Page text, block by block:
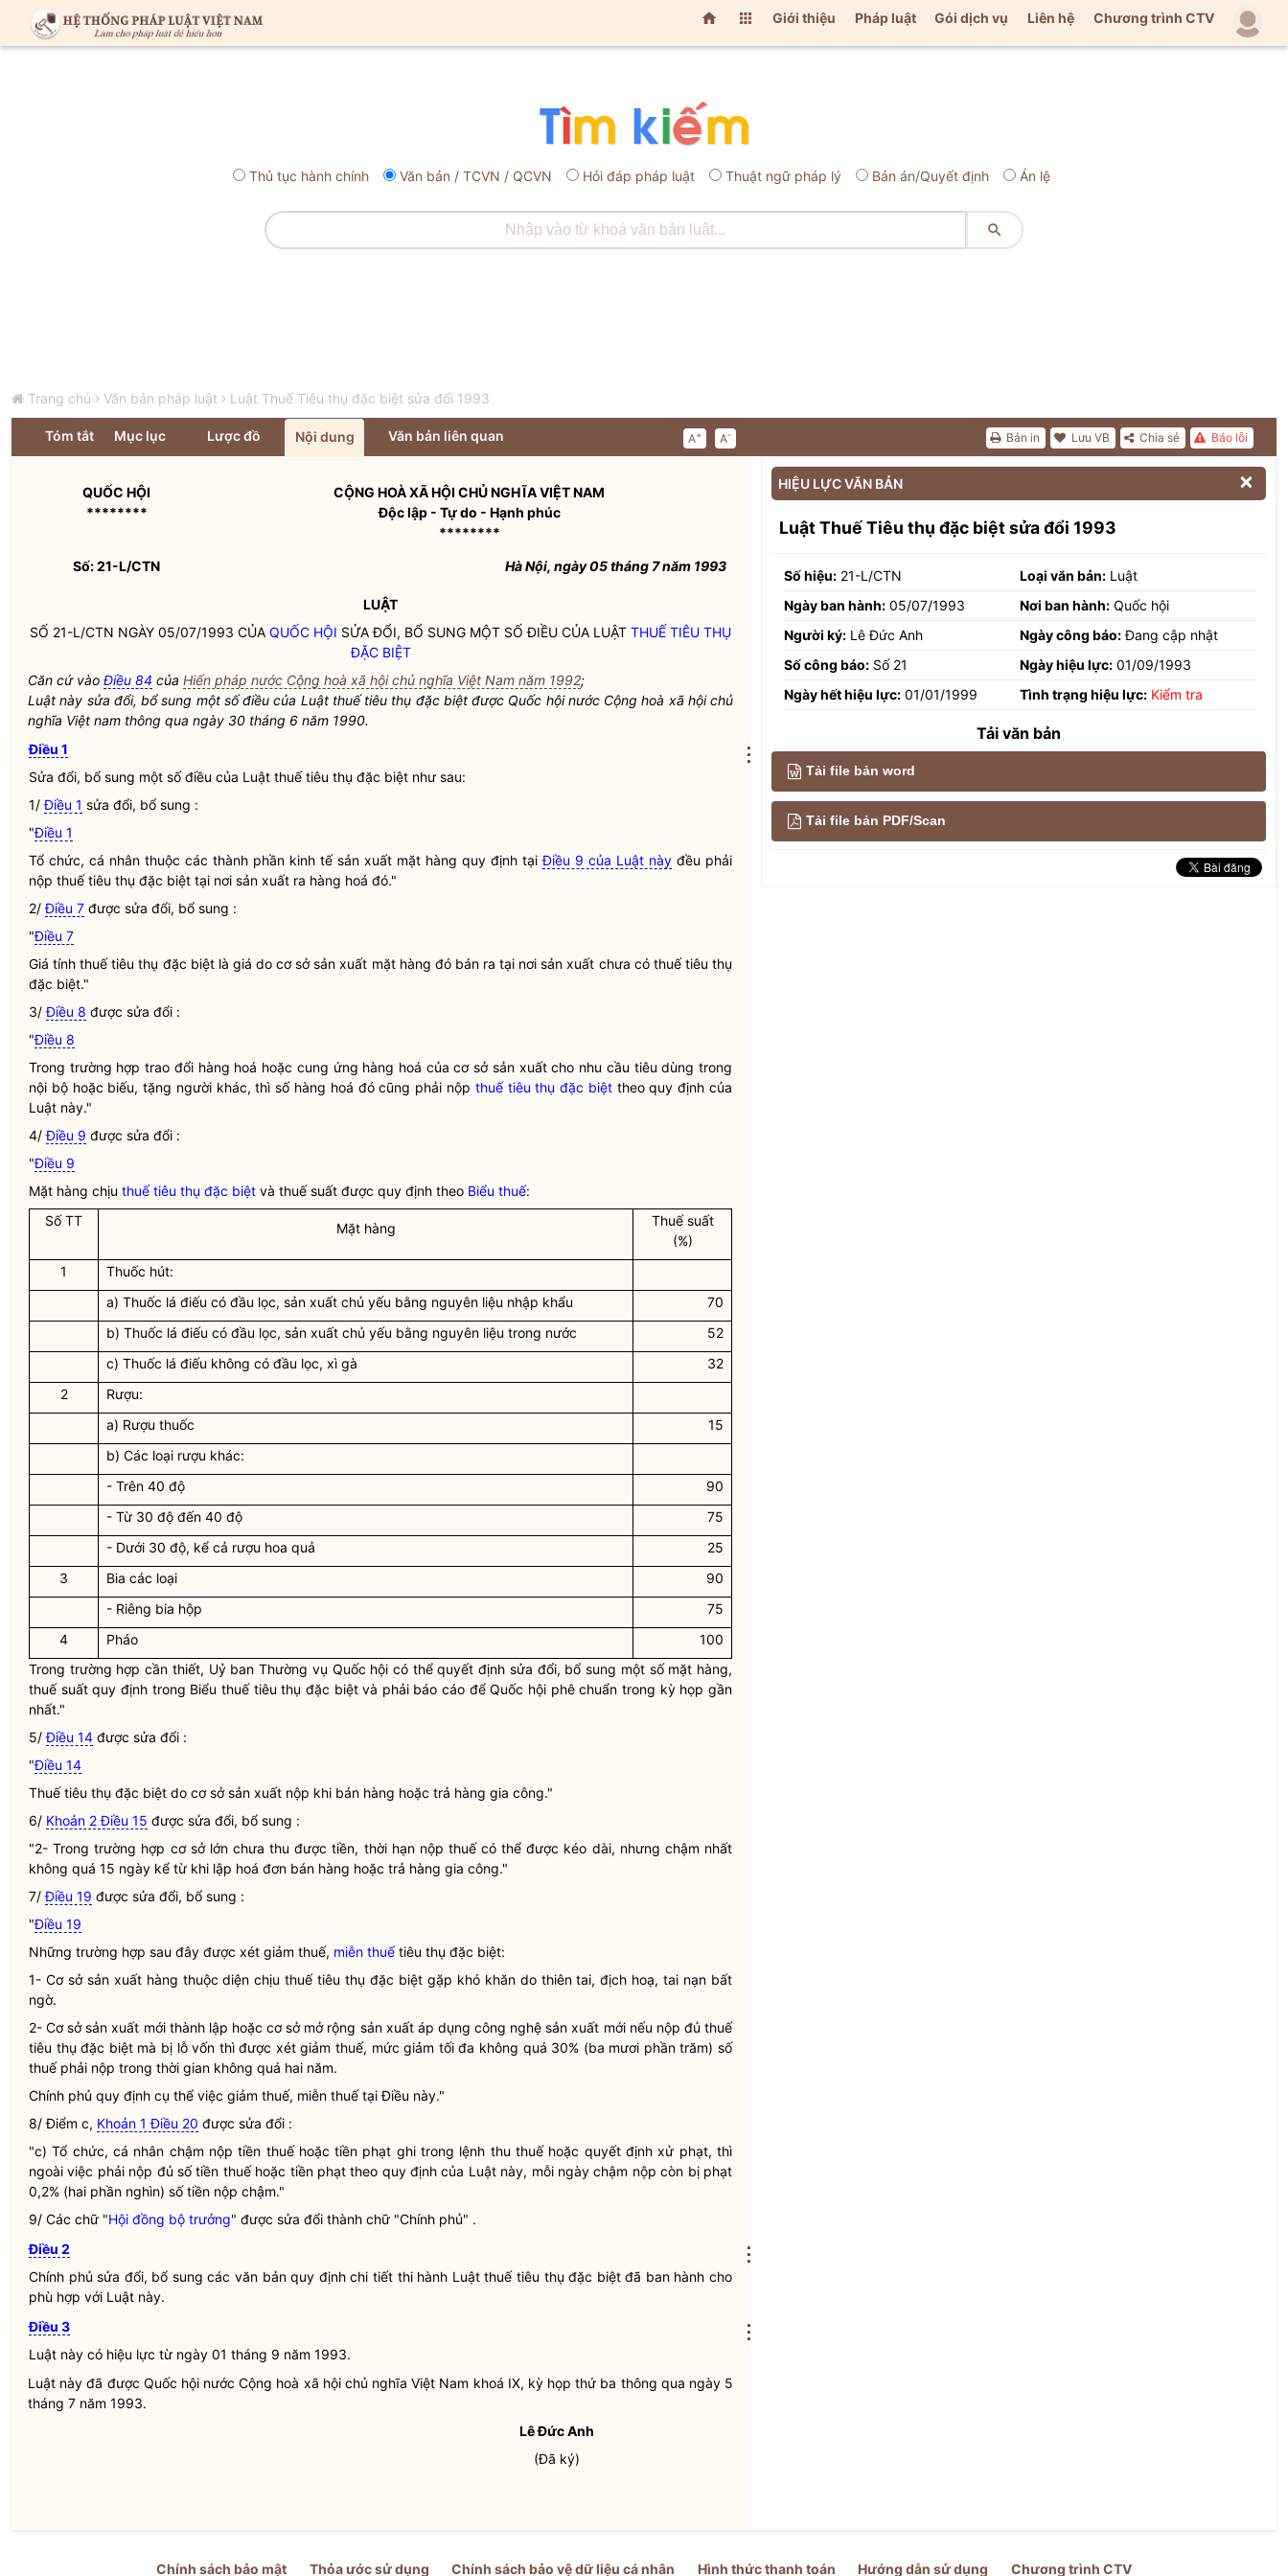
  Giới thiệu Pháp luật Gói dịch vụ Liên hệ Chương trình CTV
Thủ tục hành chính Văn bản / TCVN / QCVN Hỏi đáp pháp luật Thuật ngữ pháp lý Bản án/Quyết định Án lệ

Trang chủ Văn bản pháp luật Luật Thuế Tiêu thụ đặc biệt sửa đổi 1993
Tóm tắt Mục lục Lược đồ Nội dung Văn bản liên quan A+ A- Báo lỗi
Chia sẻ
Lưu VB
Bản in
QUỐC HỘI
********
CỘNG HOÀ XÃ HỘI CHỦ NGHĨA VIỆT NAM
Độc lập - Tự do - Hạnh phúc
********
Số: 21-L/CTN Hà Nội, ngày 05 tháng 7 năm 1993
LUẬT
SỐ 21-L/CTN NGÀY 05/07/1993 CỦA QUỐC HỘI SỬA ĐỔI, BỔ SUNG MỘT SỐ ĐIỀU CỦA LUẬT THUẾ TIÊU THỤ
ĐẶC BIỆT
Căn cứ vào Điều 84 của Hiến pháp nước Cộng hoà xã hội chủ nghĩa Việt Nam năm 1992;
Luật này sửa đổi, bổ sung một số điều của Luật thuế tiêu thụ đặc biệtđược Quốc hộinước Cộng hoà xã hội chủ
nghĩa Việt nam thông qua ngày 30 tháng 6 năm 1990.
Điều 1
Sửa đổi, bổ sung một số điều của Luật thuế tiêu thụ đặc biệt như sau:
1/Điều 1 sửa đổi, bổ sung :
"Điều 1
Tổ chức, cá nhân thuộc các thành phần kinh tế sản xuất mặt hàng quy định tạiĐiều 9 của Luật này đều phải
nộp thuế tiêu thụ đặc biệt tại nơi sản xuất ra hàng hoá đó."
2/Điều 7 được sửa đổi, bổ sung :
"Điều 7
Giá tínhthuế tiêu thụ đặc biệtlà giá do cơ sở sản xuất mặt hàng đó bán ra tại nơi sản xuất chưa có thuế tiêu thụ
đặc biệt."
3/Điều 8 được sửa đổi :
"Điều 8
Trong trường hợp trao đổi hàng hoá hoặc cung ứng hàng hoá của cơ sở sản xuất cho nhu cầu tiêu dùng trong
nội bộ hoặc biếu, tặng người khác, thì số hàng hoá đó cũng phải nộp thuế tiêu thụ đặc biệttheo quy định của
Luật này."
4/Điều 9 được sửa đổi :
"Điều 9
Mặt hàng chịu thuế tiêu thụ đặc biệt và thuế suất được quy định theo Biểu thuế:
Số TT
Mặt hàng
Thuế suất
(%)
1
Thuốc hút:
a) Thuốc lá điếu có đầu lọc, sản xuất chủ yếu bằng nguyên liệu nhập khẩu
70
b) Thuốc lá điếu có đầu lọc, sản xuất chủ yếu bằng nguyên liệu trong nước
52
c) Thuốc lá điếu không có đầu lọc, xì gà
32
2
Rượu:
a) Rượu thuốc
15
b) Các loại rượu khác:
- Trên 40 độ
90
- Từ 30 độ đến 40 độ
75
- Dưới 30 độ, kể cả rượu hoa quả
25
3
Bia các loại
90
- Riêng bia hộp
75
4
Pháo
100
Trong trường hợp cần thiết, Uỷ ban Thường vụ Quốc hội có thể quyết định sửa đổi, bổ sung một số mặt hàng,
thuế suất quy định trong Biểu thuếtiêu thụ đặc biệt và phải báo cáo đểQuốc hội phê chuẩn trong kỳ họp gần
nhất."
5/Điều 14 được sửa đổi :
"Điều 14
Thuế tiêu thụ đặc biệt do cơ sở sản xuất nộp khi bán hàng hoặc trả hàng gia công."
6/ Khoản 2 Điều 15 được sửa đổi, bổ sung :
"2- Trong trường hợp cơ sở lớn chưa thu được tiền, thời hạn nộp thuế có thể được kéo dài, nhưng chậm nhất
không quá 15 ngày kể từ khi lập hoá đơn bán hàng hoặc trả hàng gia công."
7/Điều 19 được sửa đổi, bổ sung :
"Điều 19
Những trường hợp sau đây được xét giảm thuế, miễn thuếtiêu thụ đặc biệt:
1- Cơ sở sản xuất hàng thuộc diện chịuthuế tiêu thụ đặc biệtgặp khó khăn do thiên tai, địch hoạ, tai nạn bất
ngờ.
2- Cơ sở sản xuất mới thành lập hoặc cơ sở mở rộng sản xuất áp dụng công nghệ sản xuất mới nếu nộp đủ thuế
tiêu thụ đặc biệtmà bị lỗ vốn thì được xét giảm thuế, mức giảm tối đa không quá 30% (ba mươi phần trăm) số
thuế phải nộp trong thời gian không quá hai năm.
Chính phủ quy định cụ thể việc giảm thuế, miễn thuếtại Điều này."
8/ Điểm c, Khoản 1 Điều 20 được sửa đổi :
"c) Tổ chức, cá nhân chậm nộp tiền thuế hoặc tiền phạt ghi trong lệnh thu thuế hoặc quyết định xử phạt, thì
ngoài việc phải nộp đủ số tiền thuế hoặc tiền phạt theo quy định của Luật này, mỗi ngày chậm nộp còn bị phạt
0,2% (hai phần nghìn) số tiền nộp chậm."
9/ Các chữ "Hội đồng bộ trưởng" được sửa đổi thành chữ "Chính phủ" .
Điều 2
Chính phủ sửa đổi, bổ sung các văn bản quy định chi tiết thi hành Luậtthuế tiêu thụ đặc biệtđã ban hành cho
phù hợp với Luật này.
Điều 3
Luật này có hiệu lực từ ngày 01 tháng 9 năm 1993.
Luật này đã được Quốc hộinước Cộng hoà xã hội chủ nghĩa Việt Nam khoá IX, kỳ họp thứ ba thông qua ngày 5
tháng 7 năm 1993.
Lê Đức Anh
(Đã ký)
HIỆU LỰC VĂN BẢN 
Luật Thuế Tiêu thụ đặc biệt sửa đổi 1993
Số hiệu: 21-L/CTN Loại văn bản: Luật
Ngày ban hành: 05/07/1993 Nơi ban hành: Quốc hội
Người ký: Lê Đức Anh Ngày công báo:Đang cập nhật
Số công báo: Số 21 Ngày hiệu lực: 01/09/1993
Ngày hết hiệu lực: 01/01/1999 Tình trạng hiệu lực: Kiểm tra
Tải văn bản
Tải file bản word
Tải file bản PDF/Scan
Chính sách bảo mật Thỏa ước sử dụng Chính sách bảo vệ dữ liệu cá nhân Hình thức thanh toán Hướng dẫn sử dụng Chương trình CTV
⋮
⋮
⋮